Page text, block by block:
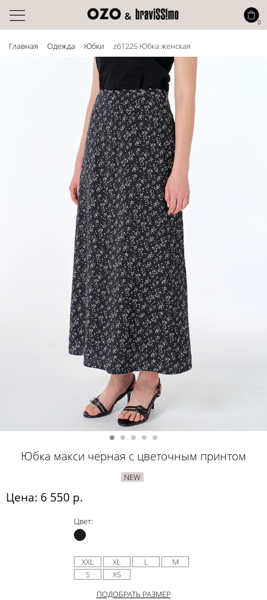
Главная Одежда Юбки z61225 Юбка женская
Юбка макси черная с цветочным принтом
NEW
Цена: 6 550 р.
Цвет:
XXL XL L
M
S
XS
ПОДОБРАТЬ РАЗМЕР
0